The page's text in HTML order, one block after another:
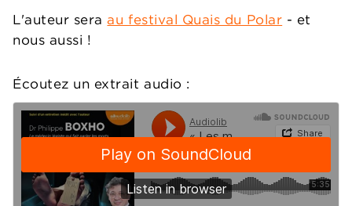
L'auteur seraau festival Quais du Polar - et
nous aussi !
Écoutez un extrait audio :